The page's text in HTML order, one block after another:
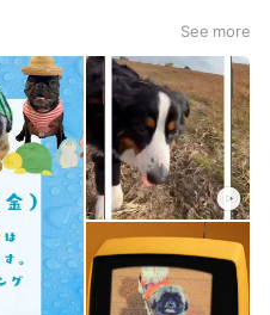
See more